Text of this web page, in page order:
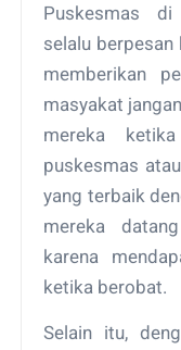
Puskesmas
selalu berpesan
memberikan
masyakat
mereka
puskesmas
yang terbaik
mereka
karena
ketika berobat.
Selain itu,